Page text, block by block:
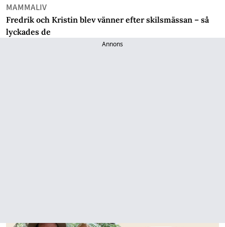
MAMMALIV
Fredrik och Kristin blev vänner efter skilsmässan – så
lyckades de
Annons